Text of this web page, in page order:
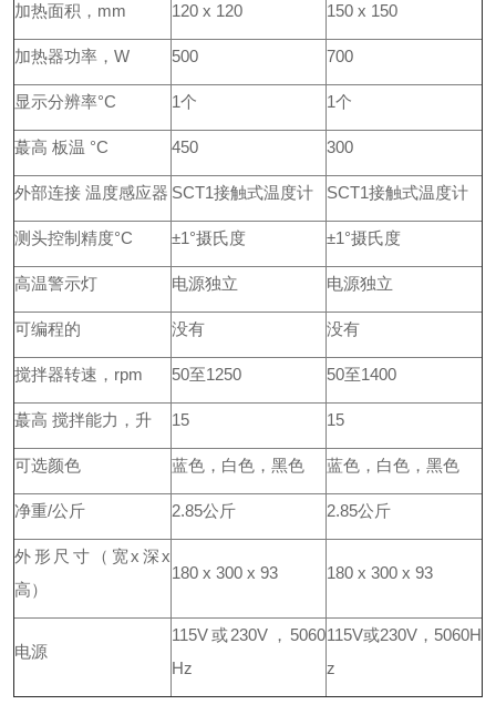
加热面积，mm 120 x 120 150 x 150
加热器功率，W 500 700
显示分辨率°C 1个 1个
蕞高 板温 °C 450 300
外部连接 温度感应器 SCT1接触式温度计 SCT1接触式温度计
测头控制精度°C ±1°摄氏度 ±1°摄氏度
高温警示灯 电源独立 电源独立
可编程的 没有 没有
搅拌器转速，rpm 50至1250 50至1400
蕞高 搅拌能力，升 15 15
可选颜色 蓝色，白色，黑色 蓝色，白色，黑色
净重/公斤 2.85公斤 2.85公斤
外形尺寸（宽x深x
高）
180 x 300 x 93 180 x 300 x 93
电源
115V或230V，5060
Hz
115V或230V，5060H
z